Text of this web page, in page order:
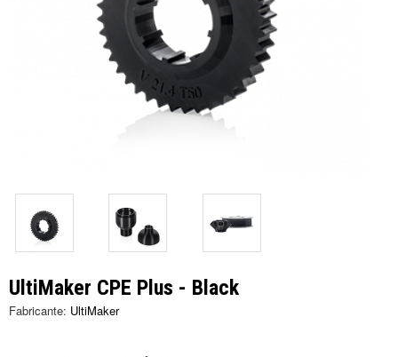
UltiMaker CPE Plus - Black
Fabricante: UltiMaker